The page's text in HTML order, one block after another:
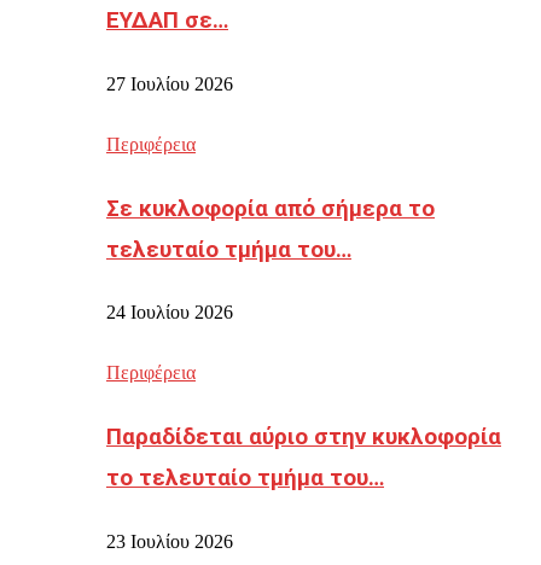
ΕΥΔΑΠ σε…
27 Ιουλίου 2026
Περιφέρεια
Σε κυκλοφορία από σήμερα το
τελευταίο τμήμα του…
24 Ιουλίου 2026
Περιφέρεια
Παραδίδεται αύριο στην κυκλοφορία
το τελευταίο τμήμα του…
23 Ιουλίου 2026